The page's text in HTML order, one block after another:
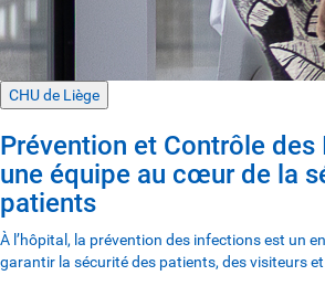
CHU de Liège
Prévention et Contrôle
une équipe au cœur de la
patients
À l’hôpital, la prévention des infections est un
garantir la sécurité des patients, des visiteurs